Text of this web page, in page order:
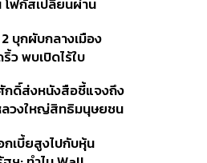
ต
โฟกัสเปลี่ยนผ่าน
เฟส 2 รอประเมิน
เหมาะสม
บุกผับกลางเมือง
ว พบเปิดไร้ใบ
การ ฉี่ม่วง 32 ราย
5 ปี
กดิ์ส่งหนังสือชี้แจงถึง
วงใหญ่สิทธิมนุษยชน
น-ไม่เป็นธรรม’
เบี้ยสูงไปกับหุ้น